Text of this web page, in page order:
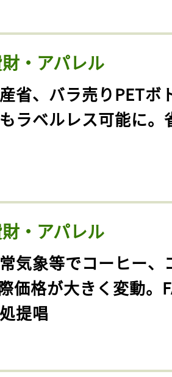
・アパレル
産省、バラ売りPETボ
ラベルレス可能に。
・アパレル
常気象等でコーヒー、
価格が大きく変動。
提唱